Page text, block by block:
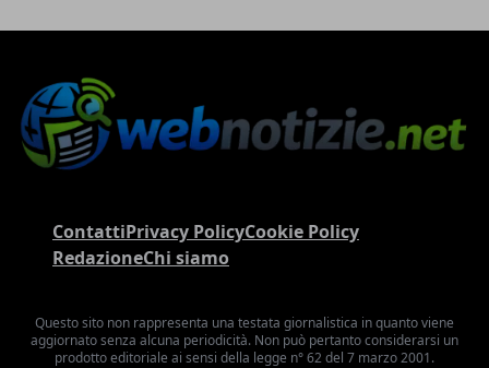
ContattiPrivacy PolicyCookie Policy
RedazioneChi siamo
Questo sito non rappresenta una testata giornalistica in quanto viene
aggiornato senza alcuna periodicità. Non può pertanto considerarsi un
prodotto editoriale ai sensi della legge n° 62 del 7 marzo 2001.